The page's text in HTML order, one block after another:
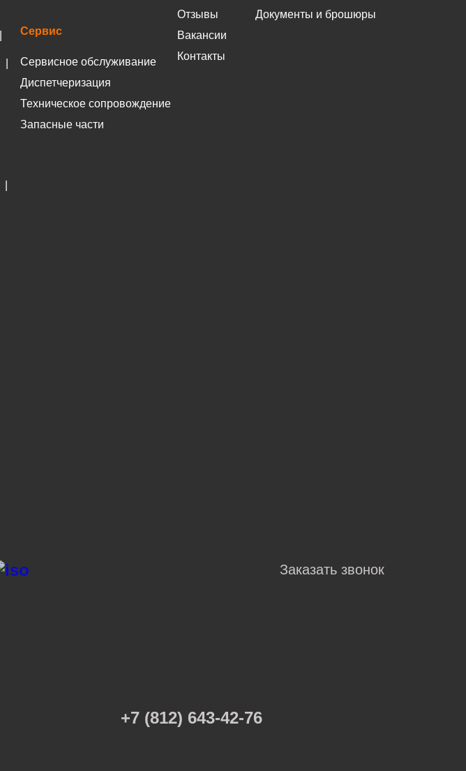
Сервис
Сервисное обслуживание
Диспетчеризация
Техническое сопровождение
Запасные части
Отзывы
Вакансии
Контакты
Документы и брошюры
Заказать звонок
+7 (812) 643-42-76